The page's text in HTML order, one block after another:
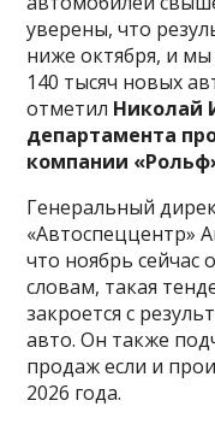
уверены, что
ниже октября, и
140 тысяч новых
отметил Николай
департамента
компании
Генеральный
«Автоспеццентр»
что ноябрь сейчас
словам, такая
закроется с
авто. Он также
продаж если и
2026 года.